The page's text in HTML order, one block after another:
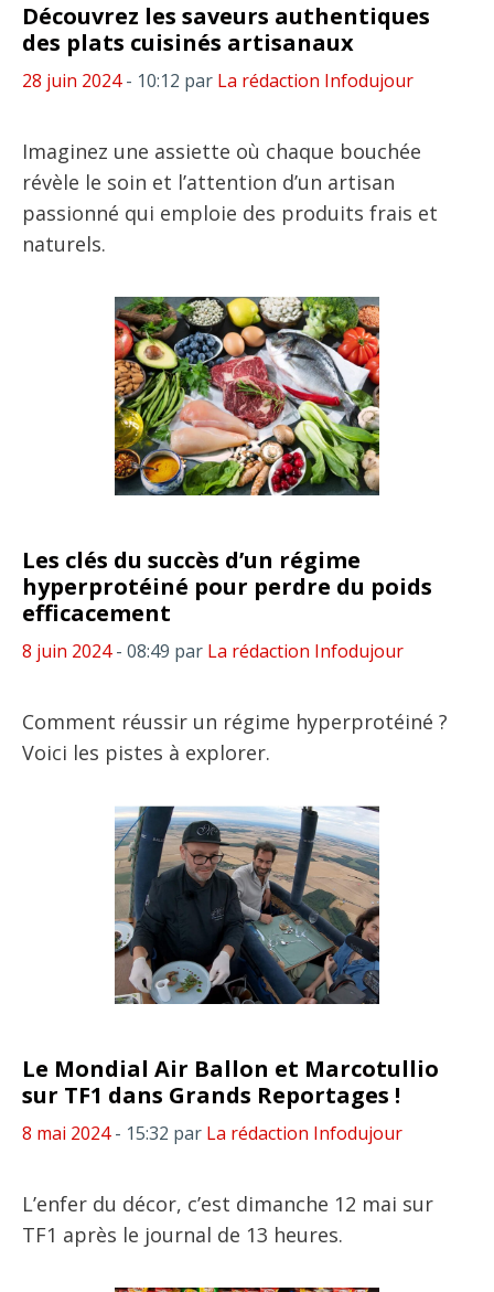
Découvrez les saveurs authentiques
des plats cuisinés artisanaux
28 juin 2024- 10:12 par La rédaction Infodujour
Imaginez une assiette où chaque bouchée
révèle le soin et l’attention d’un artisan
passionné qui emploie des produits frais et
naturels.
Les clés du succès d’un régime
hyperprotéiné pour perdre du poids
efficacement
8 juin 2024- 08:49 par La rédaction Infodujour
Comment réussir un régime hyperprotéiné ?
Voici les pistes à explorer.
Le Mondial Air Ballon et Marcotullio
sur TF1 dans Grands Reportages !
8 mai 2024- 15:32 par La rédaction Infodujour
L’enfer du décor, c’est dimanche 12 mai sur
TF1 après le journal de 13 heures.